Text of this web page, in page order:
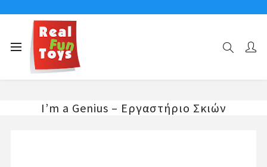
Αρχική σελίδα
I’m a Genius – Εργαστήριο Σκιών
I’m a Genius – Εργαστήριο Σκιών